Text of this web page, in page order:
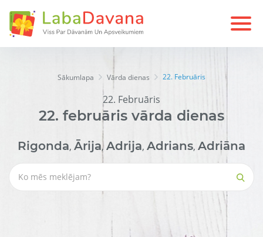
Sākumlapa Vārda dienas 22. Februāris
22. Februāris
22. februāris vārda dienas
Rigonda, Ārija,Adrija, Adrians, Adriāna